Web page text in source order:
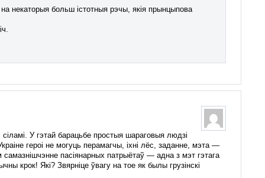
некаторыя больш істотныя рэчы, якія прынцыпова
У гэтай барацьбе простыя шараговыя людзі
героі не могуць перамагчы, іхні лёс, заданне, мэта —
пасіянарных патрыётаў — адна з мэт гэтага
крок! Які? Звярніце ўвагу на тое як былы грузінскі